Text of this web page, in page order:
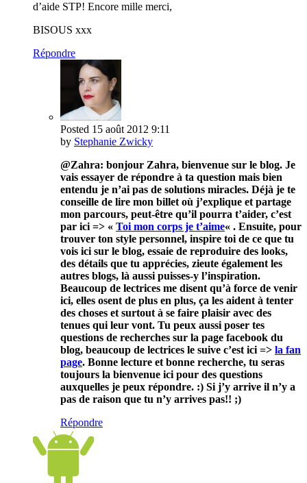
d’aide STP! Encore mille merci,
BISOUS xxx
Répondre
Posted 15 août 2012 9:11
by Stephanie Zwicky
@Zahra: bonjour Zahra, bienvenue sur le blog. Je
vais essayer de répondre à ta question mais bien
entendu je n’ai pas de solutions miracles. Déjà je te
conseille de lire mon billet où j’explique et partage
mon parcours, peut-être qu’il pourra t’aider, c’est
par ici => « Toi mon corps je t’aime« . Ensuite, pour
trouver ton style personnel, inspire toi de ce que tu
vois ici sur le blog, essaie de reproduire des looks,
des détails que tu apprécies, zieute également les
autres blogs, là aussi puisses-y l’inspiration.
Beaucoup de lectrices me disent qu’à force de venir
ici, elles osent de plus en plus, ça les aident à tenter
des choses et surtout à se faire plaisir avec des
tenues qui leur vont. Tu peux aussi poser tes
questions de recherches sur la page facebook du
blog, beaucoup de lectrices le suive c’est ici => la fan
page. Bonne lecture et bonne recherche, tu seras
toujours la bienvenue ici pour des questions
auxquelles je peux répondre. :) Si j’y arrive il n’y a
pas de raison que tu n’y arrives pas!! ;)
Répondre